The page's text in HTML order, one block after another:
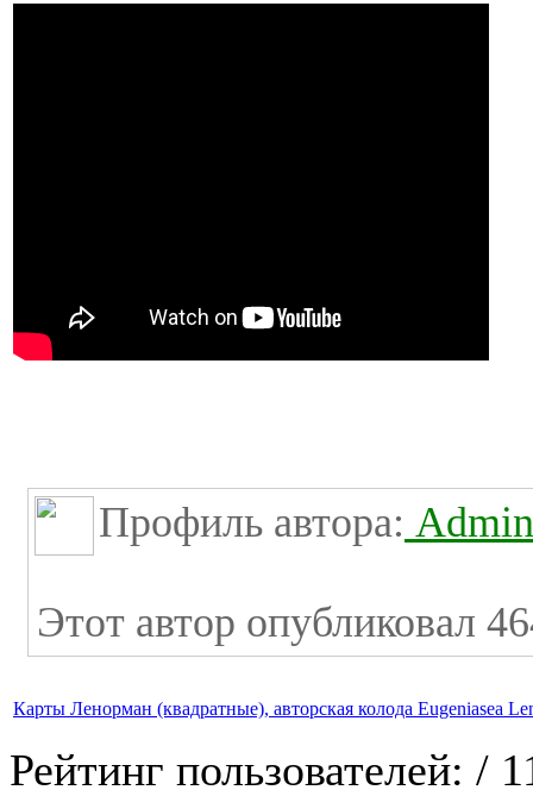
Профиль автора:
Этот автор опубликовал
Карты Ленорман (квадратные), авторская колода Eugeniasea
Рейтинг пользователей: /